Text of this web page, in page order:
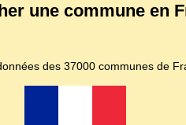
une commune en
des 37000 communes de